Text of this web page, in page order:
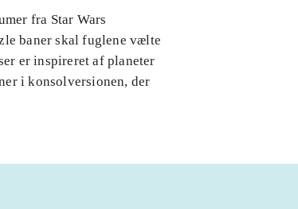
fra Star Wars
baner skal fuglene vælte
er inspireret af planeter
i konsolversionen, der